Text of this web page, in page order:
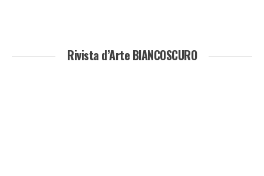
Rivista d’Arte BIANCOSCURO